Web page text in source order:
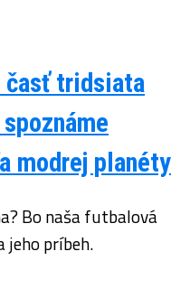
časť tridsiata
modrej planéty
Bo naša futbalová
jeho príbeh.